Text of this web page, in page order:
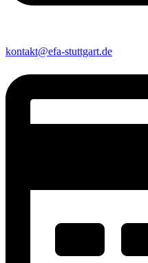
kontakt@efa-stuttgart.de